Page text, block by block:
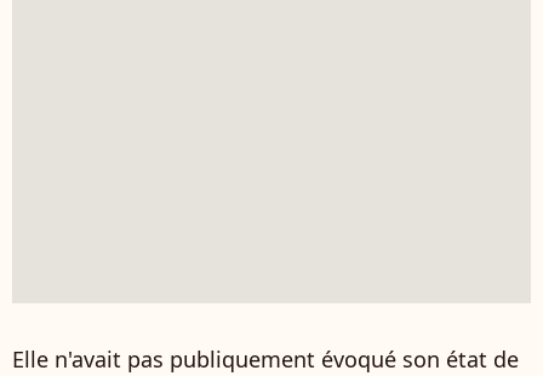
Elle n'avait pas publiquement évoqué son état de